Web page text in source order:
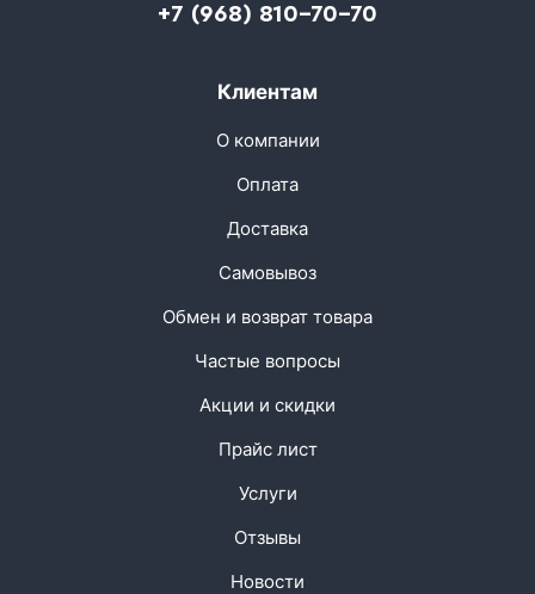
+7 (968) 810-70-70
Клиентам
О компании
Оплата
Доставка
Самовывоз
Обмен и возврат товара
Частые вопросы
Акции и скидки
Прайс лист
Услуги
Отзывы
Новости